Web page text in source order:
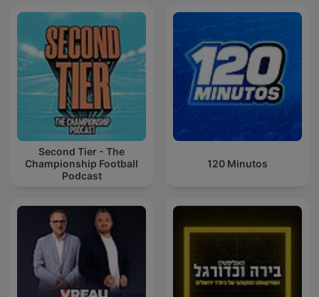
Second Tier - The
Championship Football
Podcast
120 Minutos